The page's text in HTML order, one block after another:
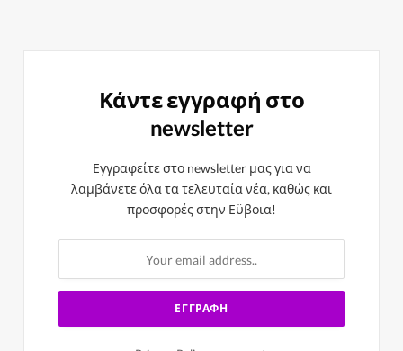
Κάντε εγγραφή στο
newsletter
Εγγραφείτε στο newsletter μας για να
λαμβάνετε όλα τα τελευταία νέα, καθώς και
προσφορές στην Εϋβοια!